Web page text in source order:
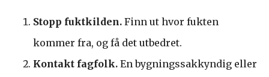
Stopp fuktkilden. Finn ut hvor fukten
kommer fra, og få det utbedret.
Kontakt fagfolk. En bygningssakkyndig eller